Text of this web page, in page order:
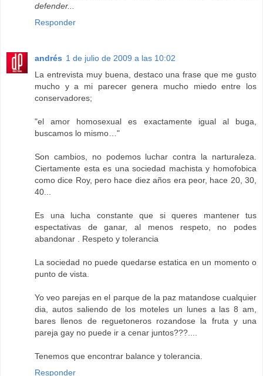
defender...
Responder
andrés 1 de julio de 2009 a las 10:02
La entrevista muy buena, destaco una frase que me gusto
mucho y a mi parecer genera mucho miedo entre los
conservadores;
"el amor homosexual es exactamente igual al buga,
buscamos lo mismo…"
Son cambios, no podemos luchar contra la narturaleza.
Ciertamente esta es una sociedad machista y homofobica
como dice Roy, pero hace diez años era peor, hace 20, 30,
40...
Es una lucha constante que si queres mantener tus
espectativas de ganar, al menos respeto, no podes
abandonar . Respeto y tolerancia
La sociedad no puede quedarse estatica en un momento o
punto de vista.
Yo veo parejas en el parque de la paz matandose cualquier
dia, autos saliendo de los moteles un lunes a las 8 am,
bares llenos de reguetoneros rozandose la fruta y una
pareja gay no puede ir a cenar juntos???....
Tenemos que encontrar balance y tolerancia.
Responder